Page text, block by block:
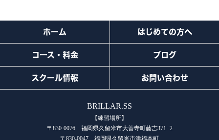
ホーム はじめての方へ
コース・料金 ブログ
スクール情報 お問い合わせ
BRILLAR.SS
【練習場所】
〒830-0076 福岡県久留米市大善寺町藤吉371−2
〒830-0047 福岡県久留米市津福本町